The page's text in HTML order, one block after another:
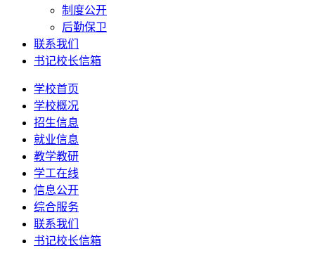
制度公开
后勤保卫
联系我们
书记校长信箱
学校首页
学校概况
招生信息
就业信息
教学教研
学工在线
信息公开
综合服务
联系我们
书记校长信箱